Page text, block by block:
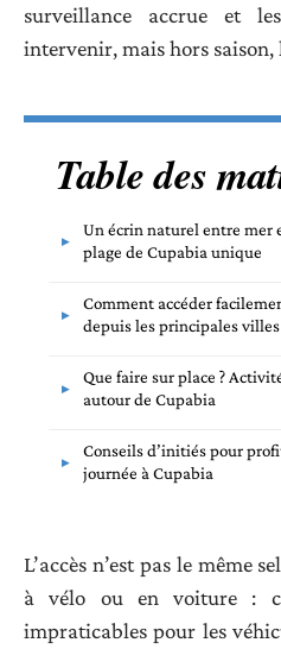
surveillance accrue et
intervenir, mais hors
Table des
Un écrin naturel entre mer
plage de Cupabia unique
Comment accéder
depuis les principales villes
Que faire sur place ?
autour de Cupabia
Conseils d’initiés pour
journée à Cupabia
L’accès n’est pas le même
à vélo ou en voiture :
impraticables pour les